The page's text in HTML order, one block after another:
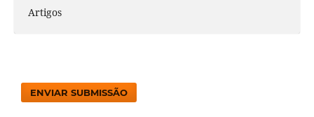
Artigos
ENVIAR SUBMISSÃO